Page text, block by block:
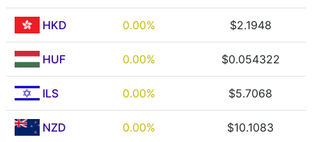
HKD 0.00% $2.1948
HUF 0.00% $0.054322
ILS 0.00% $5.7068
NZD 0.00% $10.1083